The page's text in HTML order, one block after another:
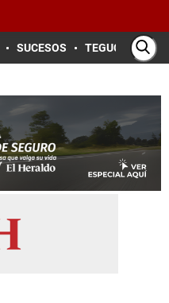
SUCESOS TEGUCIGALPA